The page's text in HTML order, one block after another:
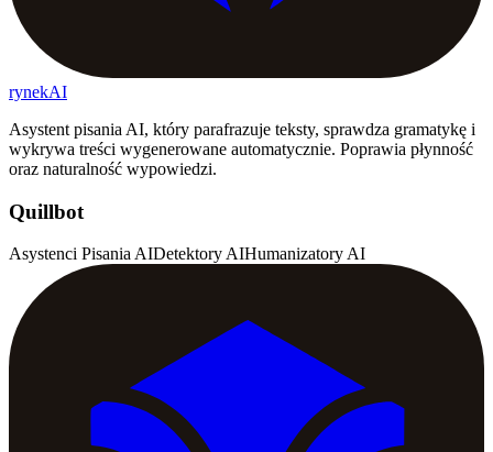
rynekAI
Asystent pisania AI, który parafrazuje teksty, sprawdza gramatykę i
wykrywa treści wygenerowane automatycznie. Poprawia płynność
oraz naturalność wypowiedzi.
Quillbot
Asystenci Pisania AIDetektory AIHumanizatory AI